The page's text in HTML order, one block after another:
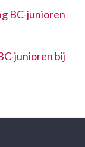
BC-junioren
junioren bij